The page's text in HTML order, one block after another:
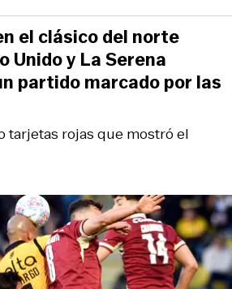
tarjetas rojas que mostró el
el clásico del norte
Unido y La Serena
partido marcado por las